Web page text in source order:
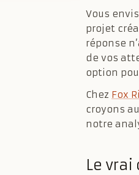
Vous
projet
réponse
de vos
option
Chez Fox
croyons
notre
Le vrai